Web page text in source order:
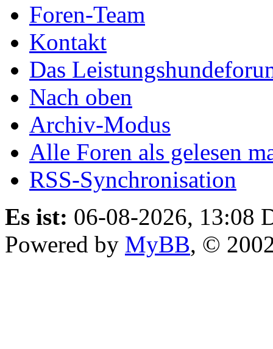
Foren-Team
Kontakt
Das
Nach oben
Archiv-Modus
Alle Foren als gelesen
RSS-Synchronisation
Es ist: 06-08-2026, 13:08
Powered by MyBB, ©